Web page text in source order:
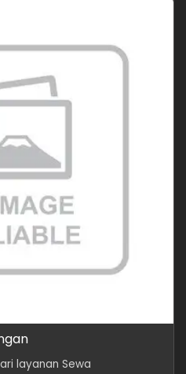
layanan Sewa